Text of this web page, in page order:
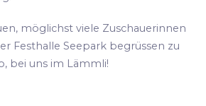
möglichst viele Zuschauerinnen
Festhalle Seepark begrüssen zu
bei uns im Lämmli!